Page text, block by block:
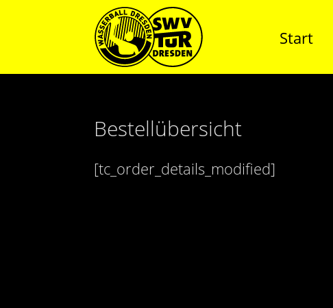
Start
Bestellübersicht
[tc_order_details_modified]